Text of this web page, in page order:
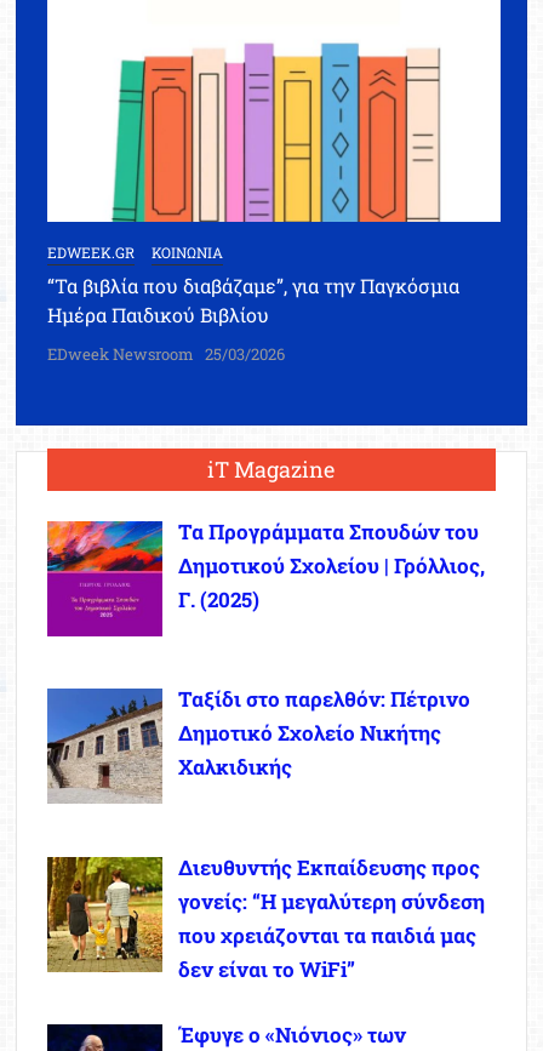
EDWEEK.GR ΚΟΙΝΩΝΙΑ
“Τα βιβλία που διαβάζαμε”, για την Παγκόσμια
Ημέρα Παιδικού Βιβλίου
EDweek Newsroom 25/03/2026
iT Magazine
Τα Προγράμματα Σπουδών του
Δημοτικού Σχολείου | Γρόλλιος,
Γ. (2025)
Ταξίδι στο παρελθόν: Πέτρινο
Δημοτικό Σχολείο Νικήτης
Χαλκιδικής
Διευθυντής Εκπαίδευσης προς
γονείς: “Η μεγαλύτερη σύνδεση
που χρειάζονται τα παιδιά μας
δεν είναι το WiFi”
Έφυγε ο «Νιόνιος» των